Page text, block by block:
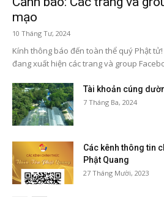
mạo
10 Tháng Tư, 2024
Kính thông báo đến toàn thể quý Phật
đang xuất hiện các trang và group
Tài khoản cúng
7 Tháng Ba, 2024
Các kênh thông tin
Phật Quang
27 Tháng Mười, 2023